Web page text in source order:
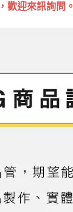
歡迎來訊詢問。